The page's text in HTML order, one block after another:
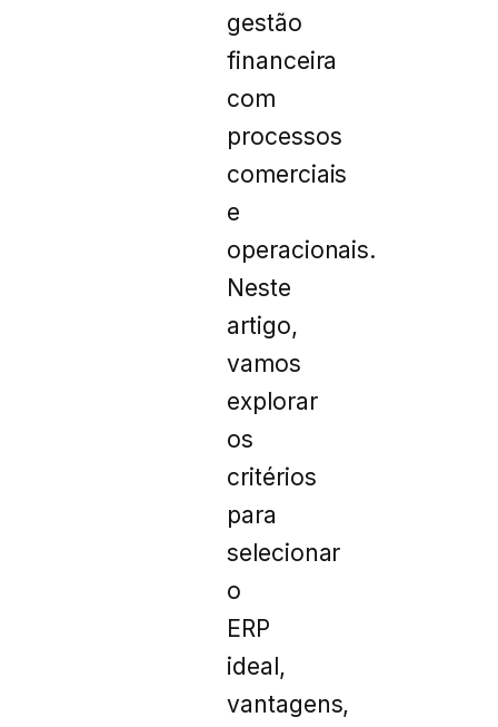
gestão
financeira
com
processos
comerciais
e
operacionais.
Neste
artigo,
vamos
explorar
os
critérios
para
selecionar
o
ERP
ideal,
vantagens,